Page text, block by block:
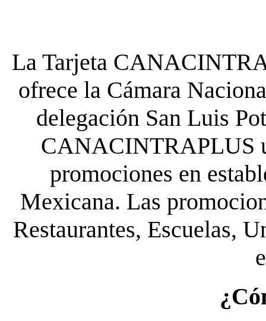
La Tarjeta
ofrece la Cámara
delegación San Luis
CANACINTRAPLUS
promociones en
Mexicana. Las
Restaurantes, Escuelas,